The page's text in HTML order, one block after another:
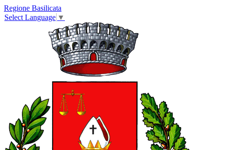
Regione Basilicata
Select Language ▼